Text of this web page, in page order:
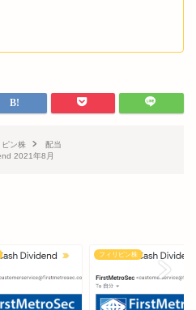
ピン株
配当
2021年8月
フィリピン株